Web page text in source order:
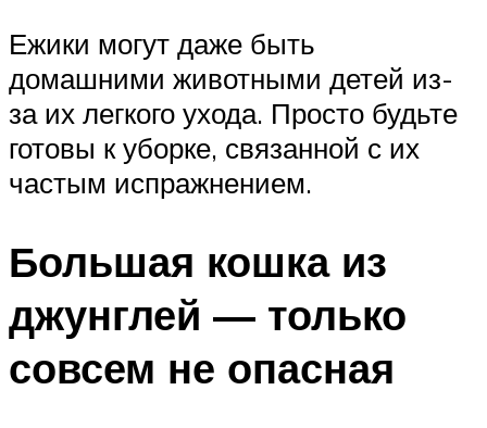
Ежики могут даже быть
домашними животными детей из-
за их легкого ухода. Просто будьте
готовы к уборке, связанной с их
частым испражнением.
Большая кошка из
джунглей — только
совсем не опасная